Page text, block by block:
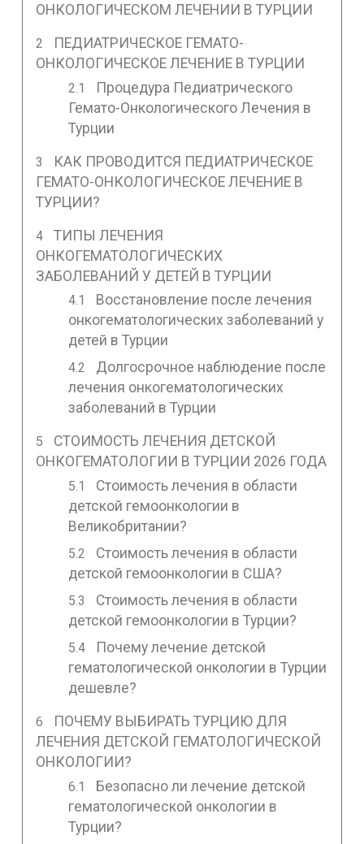
ОНКОЛОГИЧЕСКОМ ЛЕЧЕНИИ В ТУРЦИИ
ПЕДИАТРИЧЕСКОЕ ГЕМАТО-
ОНКОЛОГИЧЕСКОЕ ЛЕЧЕНИЕ В ТУРЦИИ
Процедура Педиатрического
Гемато-Онкологического Лечения в
Турции
КАК ПРОВОДИТСЯ ПЕДИАТРИЧЕСКОЕ
ГЕМАТО-ОНКОЛОГИЧЕСКОЕ ЛЕЧЕНИЕ В
ТУРЦИИ?
ТИПЫ ЛЕЧЕНИЯ
ОНКОГЕМАТОЛОГИЧЕСКИХ
ЗАБОЛЕВАНИЙ У ДЕТЕЙ В ТУРЦИИ
Восстановление после лечения
онкогематологических заболеваний у
детей в Турции
Долгосрочное наблюдение после
лечения онкогематологических
заболеваний в Турции
СТОИМОСТЬ ЛЕЧЕНИЯ ДЕТСКОЙ
ОНКОГЕМАТОЛОГИИ В ТУРЦИИ 2026 ГОДА
Стоимость лечения в области
детской гемоонкологии в
Великобритании?
Стоимость лечения в области
детской гемоонкологии в США?
Стоимость лечения в области
детской гемоонкологии в Турции?
Почему лечение детской
гематологической онкологии в Турции
дешевле?
ПОЧЕМУ ВЫБИРАТЬ ТУРЦИЮ ДЛЯ
ЛЕЧЕНИЯ ДЕТСКОЙ ГЕМАТОЛОГИЧЕСКОЙ
ОНКОЛОГИИ?
Безопасно ли лечение детской
гематологической онкологии в
Турции?